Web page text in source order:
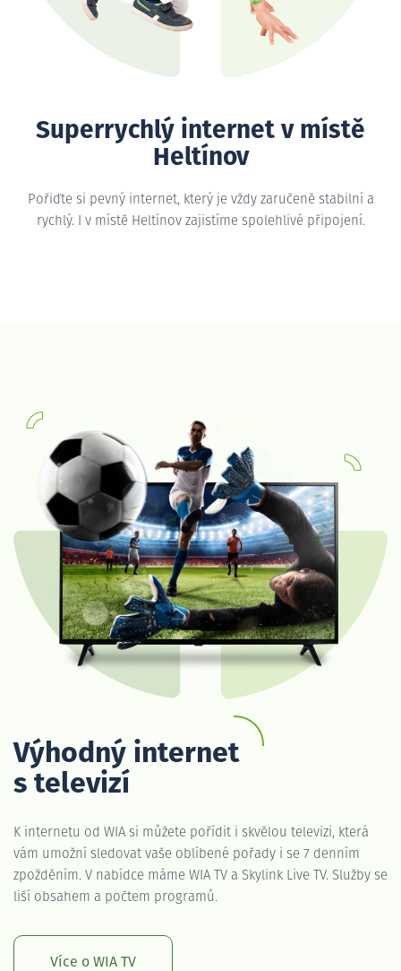
Superrychlý internet v místě
Heltínov
Pořiďte si pevný internet, který je vždy zaručeně stabilní a
rychlý. I v místě Heltínov zajistíme spolehlivé připojení.
Výhodný internet
s televizí
K internetu od WIA si můžete pořídit i skvělou televizi, která
vám umožní sledovat vaše oblíbené pořady i se 7 denním
zpožděním. V nabídce máme WIA TV a Skylink Live TV. Služby se
liší obsahem a počtem programů.
Více o WIA TV